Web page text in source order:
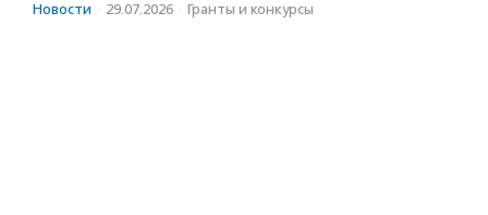
Новости · 29.07.2026 · Гранты и конкурсы